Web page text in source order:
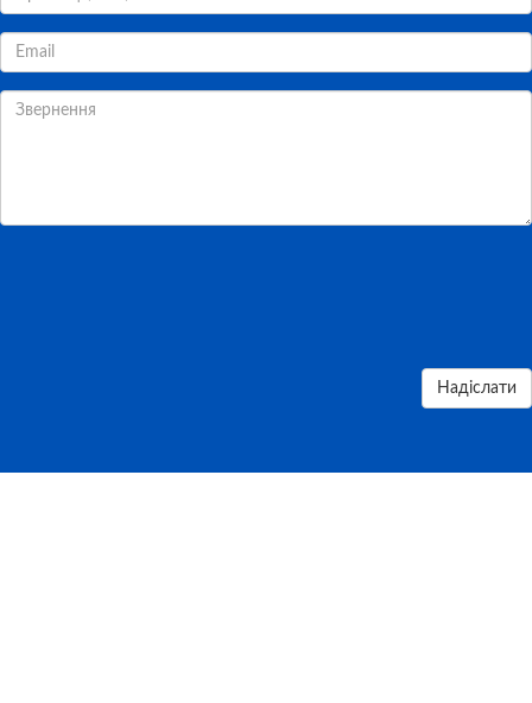
Надіслати